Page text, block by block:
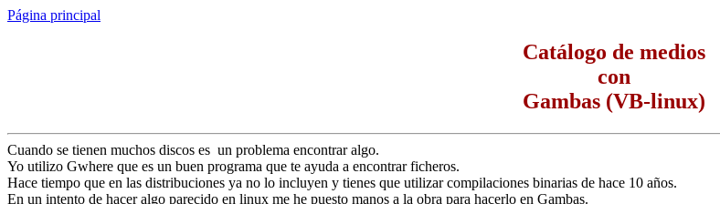
Página principal
Catálogo de medios
con
Gambas (VB-linux)
Cuando se tienen muchos discos es un problema encontrar algo.
Yo utilizo Gwhere que es un buen programa que te ayuda a encontrar ficheros.
Hace tiempo que en las distribuciones ya no lo incluyen y tienes que utilizar compilaciones binarias de hace 10 años.
En un intento de hacer algo parecido en linux me he puesto manos a la obra para hacerlo en Gambas.